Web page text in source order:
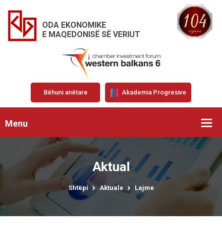
ODA EKONOMIKE
E MAQEDONISË SË VERIUT
Bëhuni anëtare Akademia Progresive
Menu
Aktual
Shtëpi Aktuale Lajme